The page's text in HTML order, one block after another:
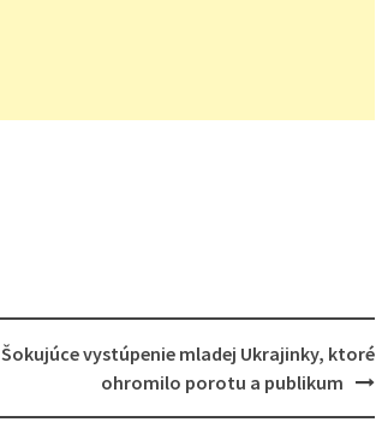
Šokujúce vystúpenie mladej Ukrajinky, ktoré
ohromilo porotu a publikum